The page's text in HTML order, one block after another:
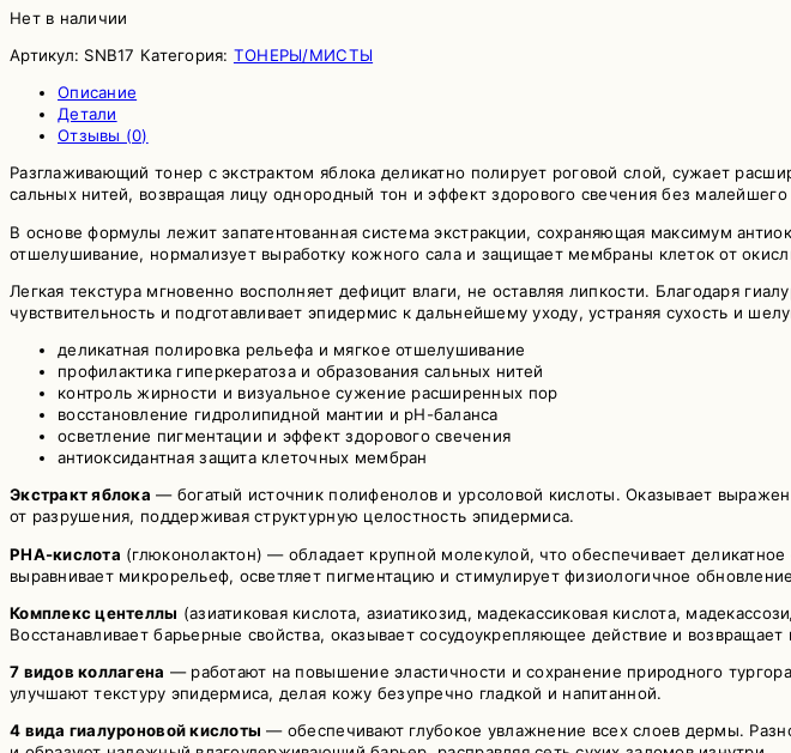
Нет в наличии
Артикул: SNB17 Категория: ТОНЕРЫ/МИСТЫ
Описание
Детали
Отзывы (0)
Разглаживающий тонер с экстрактом яблока деликатно полирует роговой слой, сужает
сальных нитей, возвращая лицу однородный тон и эффект здорового свечения без
В основе формулы лежит запатентованная система экстракции, сохраняющая максимум
отшелушивание, нормализует выработку кожного сала и защищает мембраны клеток от
Легкая текстура мгновенно восполняет дефицит влаги, не оставляя липкости. Благодаря
чувствительность и подготавливает эпидермис к дальнейшему уходу, устраняя сухость и
деликатная полировка рельефа и мягкое отшелушивание
профилактика гиперкератоза и образования сальных нитей
контроль жирности и визуальное сужение расширенных пор
восстановление гидролипидной мантии и pH-баланса
осветление пигментации и эффект здорового свечения
антиоксидантная защита клеточных мембран
Экстракт яблока — богатый источник полифенолов и урсоловой кислоты. Оказывает
от разрушения, поддерживая структурную целостность эпидермиса.
PHA-кислота (глюконолактон) — обладает крупной молекулой, что обеспечивает
выравнивает микрорельеф, осветляет пигментацию и стимулирует физиологичное
Комплекс центеллы (азиатиковая кислота, азиатикозид, мадекассиковая кислота,
Восстанавливает барьерные свойства, оказывает сосудоукрепляющее действие и
7 видов коллагена — работают на повышение эластичности и сохранение природного
улучшают текстуру эпидермиса, делая кожу безупречно гладкой и напитанной.
4 вида гиалуроновой кислоты — обеспечивают глубокое увлажнение всех слоев дермы.